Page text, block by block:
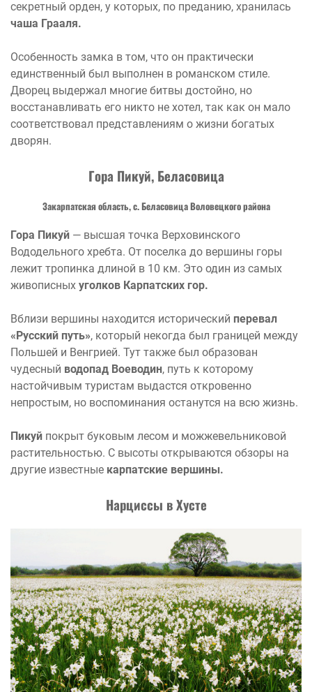
секретный орден, у которых, по преданию, хранилась
чаша Грааля.
Особенность замка в том, что он практически
единственный был выполнен в романском стиле.
Дворец выдержал многие битвы достойно, но
восстанавливать его никто не хотел, так как он мало
соответствовал представлениям о жизни богатых
дворян.
Гора Пикуй, Беласовица
Закарпатская область, с. Беласовица Воловецкого района
Гора Пикуй — высшая точка Верховинского
Вододельного хребта. От поселка до вершины горы
лежит тропинка длиной в 10 км. Это один из самых
живописных уголков Карпатских гор.
Вблизи вершины находится исторический перевал
«Русский путь», который некогда был границей между
Польшей и Венгрией. Тут также был образован
чудесный водопад Воеводин, путь к которому
настойчивым туристам выдастся откровенно
непростым, но воспоминания останутся на всю жизнь.
Пикуй покрыт буковым лесом и можжевельниковой
растительностью. С высоты открываются обзоры на
другие известные карпатские вершины.
Нарциссы в Хусте